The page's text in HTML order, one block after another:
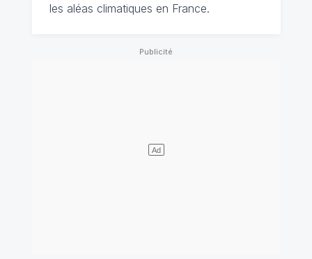
les aléas climatiques en France.